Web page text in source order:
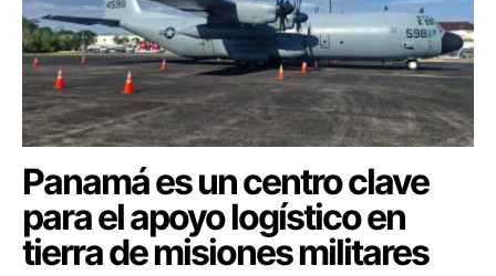
Panamá es un centro clave
para el apoyo logístico en
tierra de misiones militares